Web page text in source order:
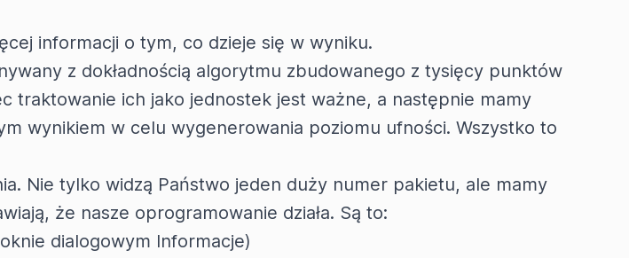
informacji o tym, co dzieje się w wyniku.
z dokładnością algorytmu zbudowanego z tysięcy punktów
traktowanie ich jako jednostek jest ważne, a następnie mamy
wynikiem w celu wygenerowania poziomu ufności. Wszystko to
Nie tylko widzą Państwo jeden duży numer pakietu, ale mamy
że nasze oprogramowanie działa. Są to:
dialogowym Informacje)